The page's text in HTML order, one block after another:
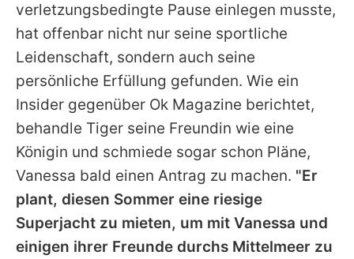
App runterladen
Team
Redaktionelle Richtlinien
Impressum
Datenschutzerklärung
Nutzungsbedingungen
Utiq verwalten
verletzungsbedingte Pause einlegen musste,
hat offenbar nicht nur seine sportliche
Leidenschaft, sondern auch seine
persönliche Erfüllung gefunden. Wie ein
Insider gegenüber Ok Magazine berichtet,
behandle Tiger seine Freundin wie eine
Königin und schmiede sogar schon Pläne,
Vanessa bald einen Antrag zu machen. "Er
plant, diesen Sommer eine riesige
Superjacht zu mieten, um mit Vanessa und
einigen ihrer Freunde durchs Mittelmeer zu